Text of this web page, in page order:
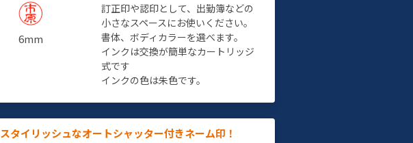
6mm
訂正印や認印として、出勤簿などの
小さなスペースにお使いください。
書体、ボディカラーを選べます。
インクは交換が簡単なカートリッジ
式です
インクの色は朱色です。
スタイリッシュなオートシャッター付きネーム印！